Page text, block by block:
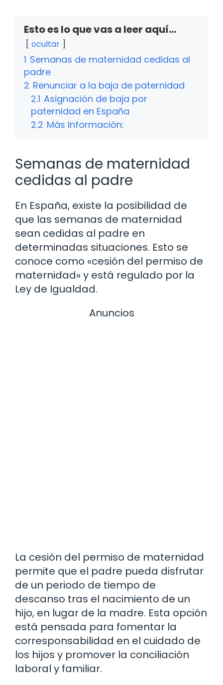
Esto es lo que vas a leer aquí...
ocultar
1 Semanas de maternidad cedidas al
padre
2 Renunciar a la baja de paternidad
2.1 Asignación de baja por
paternidad en España
2.2 Más Información:
Semanas de maternidad
cedidas al padre
En España, existe la posibilidad de
que las semanas de maternidad
sean cedidas al padre en
determinadas situaciones. Esto se
conoce como «cesión del permiso de
maternidad» y está regulado por la
Ley de Igualdad.
Anuncios
La cesión del permiso de maternidad
permite que el padre pueda disfrutar
de un periodo de tiempo de
descanso tras el nacimiento de un
hijo, en lugar de la madre. Esta opción
está pensada para fomentar la
corresponsabilidad en el cuidado de
los hijos y promover la conciliación
laboral y familiar.